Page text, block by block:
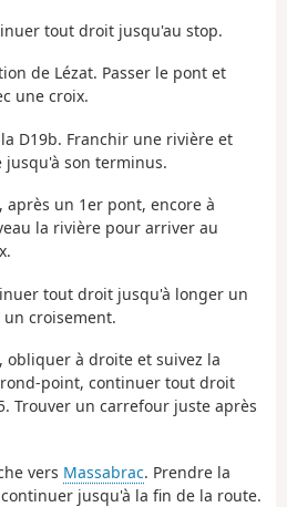
tout droit jusqu'au stop.
de Lézat. Passer le pont et
une croix.
D19b. Franchir une rivière et
jusqu'à son terminus.
un 1er pont, encore à
la rivière pour arriver au
tout droit jusqu'à longer un
croisement.
obliquer à droite et suivez la
rond-point, continuer tout droit
Trouver un carrefour juste après
vers Massabrac. Prendre la
jusqu'à la fin de la route.